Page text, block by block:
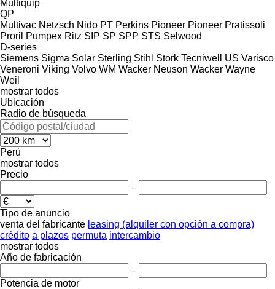
Multiquip
QP
Multivac Netzsch Nido PT Perkins Pioneer Pioneer Pratissoli
Proril
Pumpex Ritz SIP SP SPP STS Selwood
D-series
Siemens Sigma Solar Sterling Stihl Stork Tecniwell US Varisco
Veneroni Viking Volvo WM Wacker Neuson Wacker Wayne
Weil
mostrar todos
Ubicación
Radio de búsqueda
Perú
mostrar todos
Precio
–
Tipo de anuncio
venta del fabricante leasing (alquiler con opción a compra)
crédito a plazos permuta intercambio
mostrar todos
Año de fabricación
–
Potencia de motor